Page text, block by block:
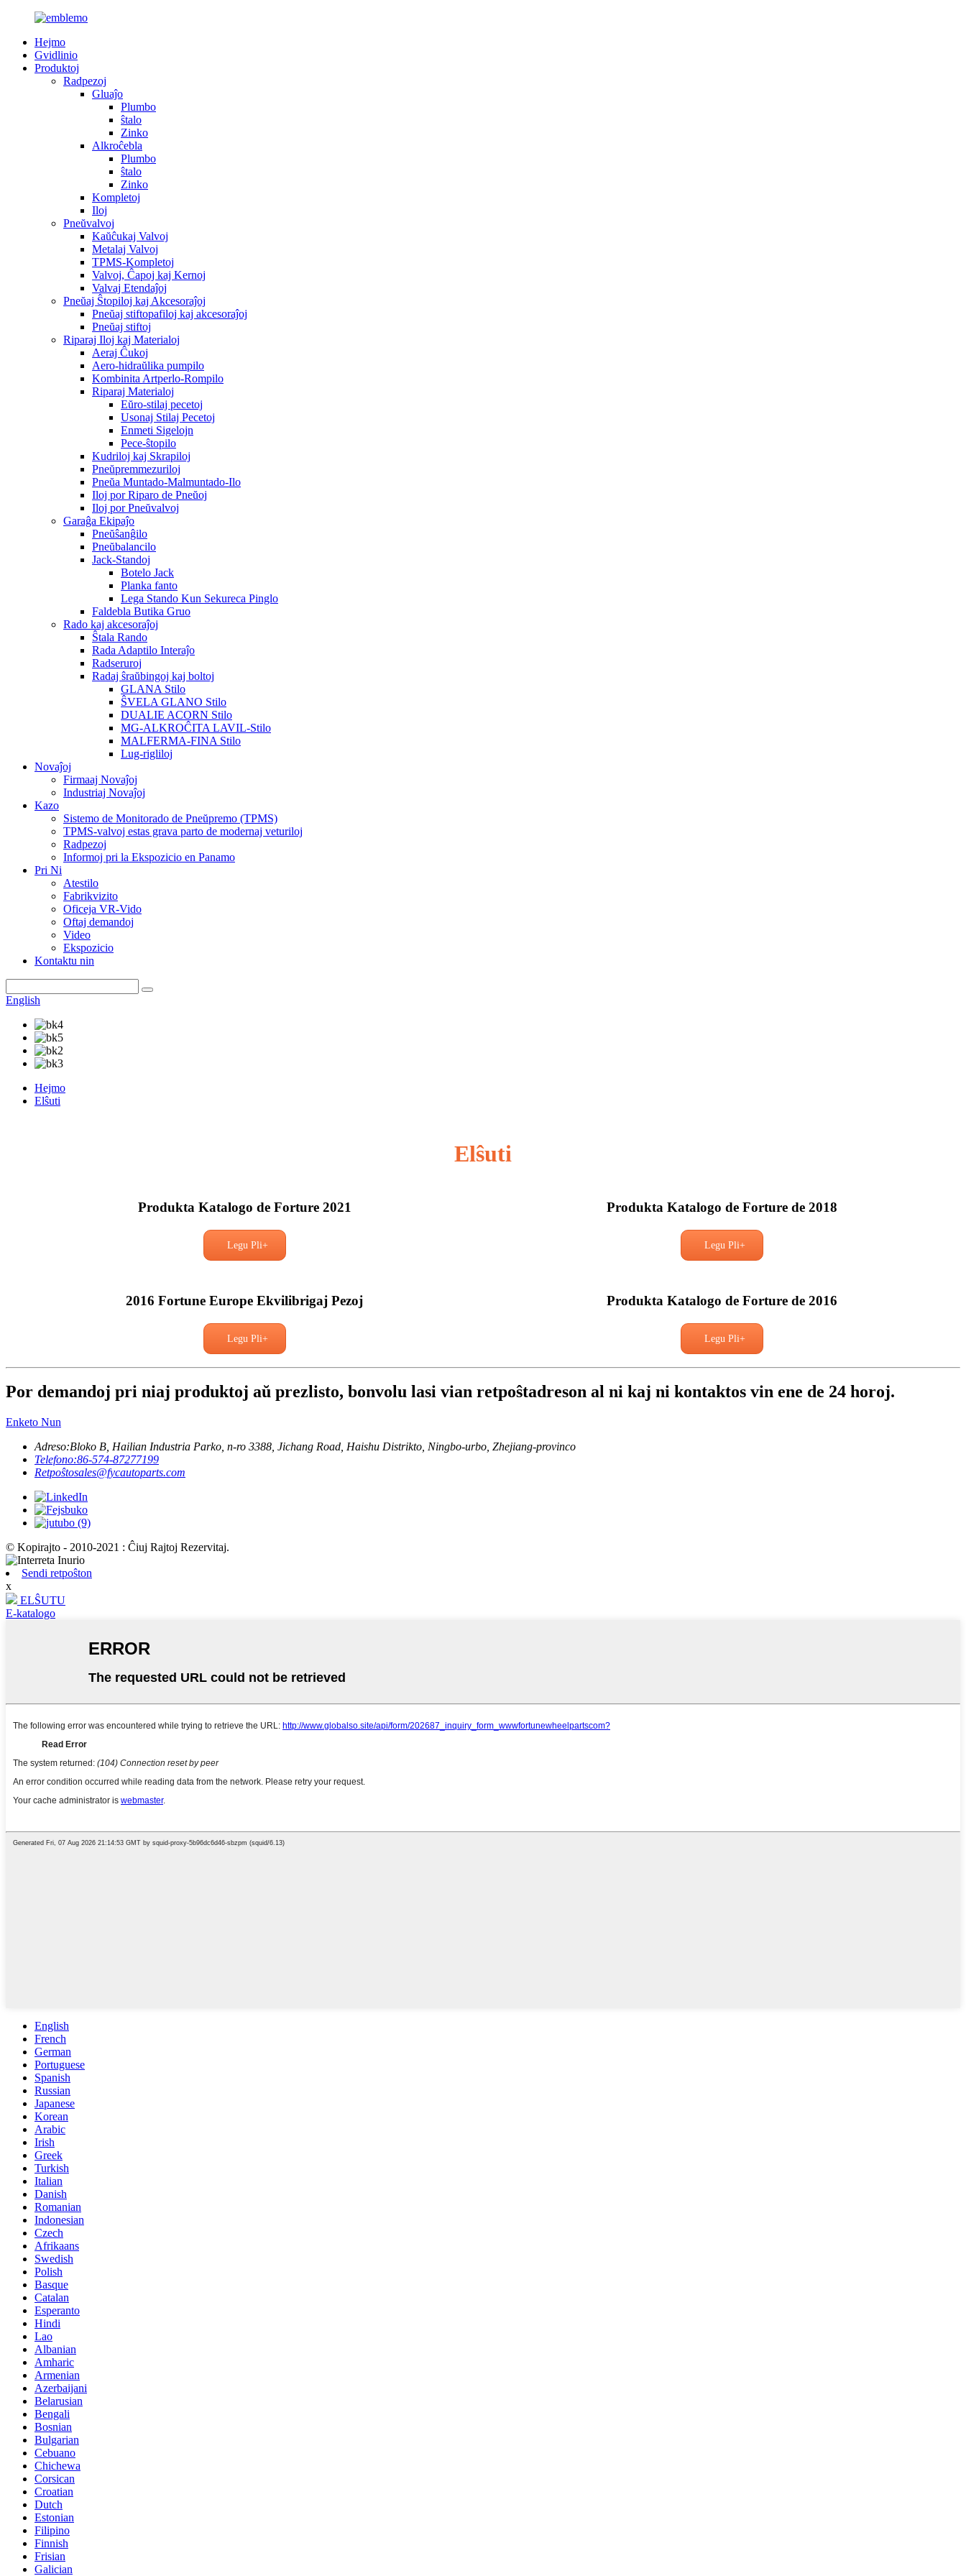
Hejmo
Gvidlinio
Produktoj
Radpezoj
Gluaĵo
Plumbo
ŝtalo
Zinko
Alkroĉebla
Plumbo
ŝtalo
Zinko
Kompletoj
Iloj
Pneŭvalvoj
Kaŭĉukaj Valvoj
Metalaj Valvoj
TPMS-Kompletoj
Valvoj, Ĉapoj kaj Kernoj
Valvaj Etendaĵoj
Pneŭaj Ŝtopiloj kaj Akcesoraĵoj
Pneŭaj stiftopafiloj kaj akcesoraĵoj
Pneŭaj stiftoj
Riparaj Iloj kaj Materialoj
Aeraj Ĉukoj
Aero-hidraŭlika pumpilo
Kombinita Artperlo-Rompilo
Riparaj Materialoj
Eŭro-stilaj pecetoj
Usonaj Stilaj Pecetoj
Enmeti Sigelojn
Pece-ŝtopilo
Kudriloj kaj Skrapiloj
Pneŭpremmezuriloj
Pneŭa Muntado-Malmuntado-Ilo
Iloj por Riparo de Pneŭoj
Iloj por Pneŭvalvoj
Garaĝa Ekipaĵo
Pneŭŝanĝilo
Pneŭbalancilo
Jack-Standoj
Botelo Jack
Planka fanto
Lega Stando Kun Sekureca Pinglo
Faldebla Butika Gruo
Rado kaj akcesoraĵoj
Ŝtala Rando
Rada Adaptilo Interaĵo
Radseruroj
Radaj ŝraŭbingoj kaj boltoj
GLANA Stilo
ŜVELA GLANO Stilo
DUALIE ACORN Stilo
MG-ALKROĈITA LAVIL-Stilo
MALFERMA-FINA Stilo
Lug-rigliloj
Novaĵoj
Firmaaj Novaĵoj
Industriaj Novaĵoj
Kazo
Sistemo de Monitorado de Pneŭpremo (TPMS)
TPMS-valvoj estas grava parto de modernaj veturiloj
Radpezoj
Informoj pri la Ekspozicio en Panamo
Pri Ni
Atestilo
Fabrikvizito
Oficeja VR-Vido
Oftaj demandoj
Video
Ekspozicio
Kontaktu nin
English
Hejmo
Elŝuti
Elŝuti
Produkta Katalogo de Forture 2021
Legu Pli+
Produkta Katalogo de Forture de 2018
Legu Pli+
2016 Fortune Europe Ekvilibrigaj Pezoj
Legu Pli+
Produkta Katalogo de Forture de 2016
Legu Pli+
Por demandoj pri niaj produktoj aŭ prezlisto, bonvolu lasi vian retpoŝtadreson al ni kaj ni kontaktos vin ene de 24 horoj.
Enketo Nun
Adreso:Bloko B, Hailian Industria Parko, n-ro 3388, Jichang Road, Haishu Distrikto, Ningbo-urbo, Zhejiang-provinco
Telefono:86-574-87277199
Retpoŝtosales@fycautoparts.com
© Kopirajto - 2010-2021 : Ĉiuj Rajtoj Rezervitaj.
Sendi retpoŝton
x
ELŜUTU
E-katalogo
English
French
German
Portuguese
Spanish
Russian
Japanese
Korean
Arabic
Irish
Greek
Turkish
Italian
Danish
Romanian
Indonesian
Czech
Afrikaans
Swedish
Polish
Basque
Catalan
Esperanto
Hindi
Lao
Albanian
Amharic
Armenian
Azerbaijani
Belarusian
Bengali
Bosnian
Bulgarian
Cebuano
Chichewa
Corsican
Croatian
Dutch
Estonian
Filipino
Finnish
Frisian
Galician